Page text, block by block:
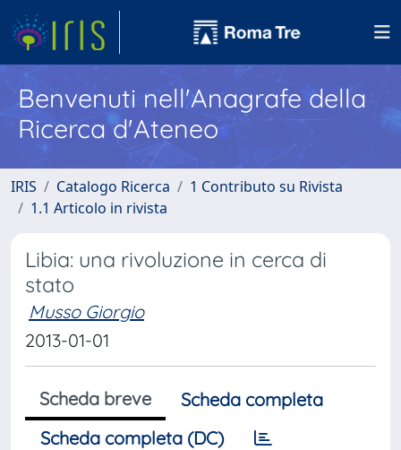
Benvenuti nell'Anagrafe della
Ricerca d'Ateneo
IRIS Catalogo Ricerca
1 Contributo su Rivista
1.1 Articolo in rivista
Libia: una rivoluzione in cerca di
stato
Musso Giorgio
2013-01-01
Scheda breve
Scheda completa
Scheda completa (DC)